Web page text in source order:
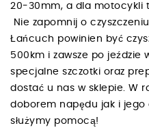
20-30mm, a dla motocykli
Nie zapomnij o
Łańcuch powinien być
500km i zawsze po jeździe
specjalne szczotki oraz
dostać u nas w sklepie. W
doborem napędu jak i
służymy pomocą!